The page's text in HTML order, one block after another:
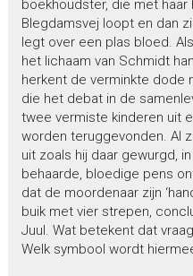
boekhoudster, die met haar
Blegdamsvej loopt en dan
legt over een plas bloed.
het lichaam van Schmidt
herkent de verminkte dode
die het debat in de
twee vermiste kinderen uit
worden teruggevonden. Al
uit zoals hij daar gewurgd,
behaarde, bloedige pens
dat de moordenaar zijn
buik met vier strepen,
Juul. Wat betekent dat
Welk symbool wordt